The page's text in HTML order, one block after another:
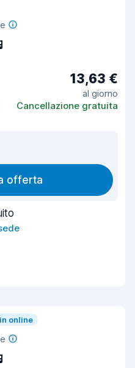
13,63 €
al giorno
Cancellazione gratuita
offerta
online